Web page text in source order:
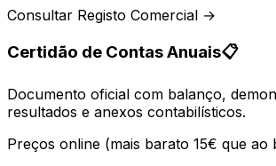
Consultar Registo Comercial →
Certidão de Contas Anuais📋
Documento oficial com balanço,
resultados e anexos contabilísticos.
Preços online (mais barato 15€ que ao